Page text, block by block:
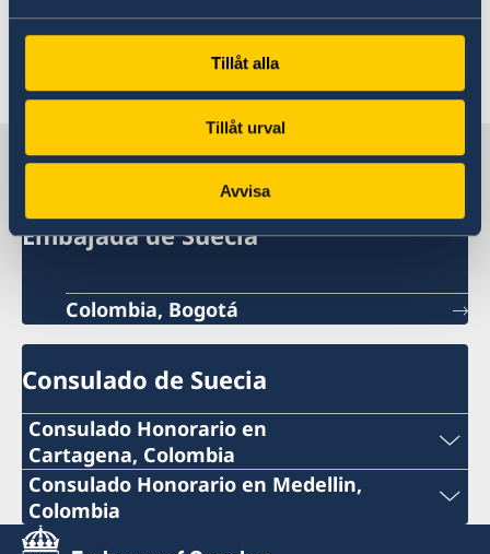
Tillåt alla
Tillåt urval
Avvisa
Bogotá.
Última actualización 01 nov 2023
Suecia en Colombia
Embajada de Suecia
Colombia, Bogotá
Consulado de Suecia
Consulado Honorario en
Cartagena, Colombia
Teléfono:
+57 605 650 2232
Consulado Honorario en Medellin,
Colombia
Teléfono: